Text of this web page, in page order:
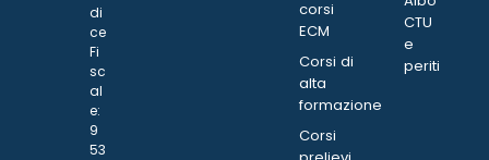
di
ce
Fi
sc
al
e:
9
53
corsi
ECM
Corsi di
alta
formazione
Corsi
CTU
e
periti